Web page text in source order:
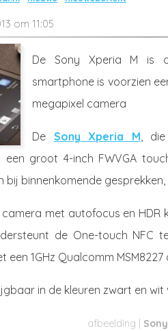
om 11:05
De Sony Xperia M is
smartphone is voorzien
megapixel camera
De Sony Xperia M ,
een groot 4-inch FWVGA
binnenkomende
met autofocus en
de One-touch NFC
een 1GHz Qualcomm
in de kleuren zwart en